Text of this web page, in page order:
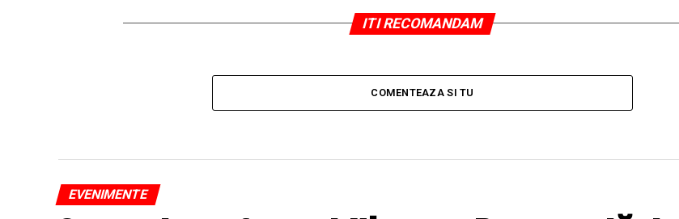
ITI RECOMANDAM
COMENTEAZA SI TU
EVENIMENTE